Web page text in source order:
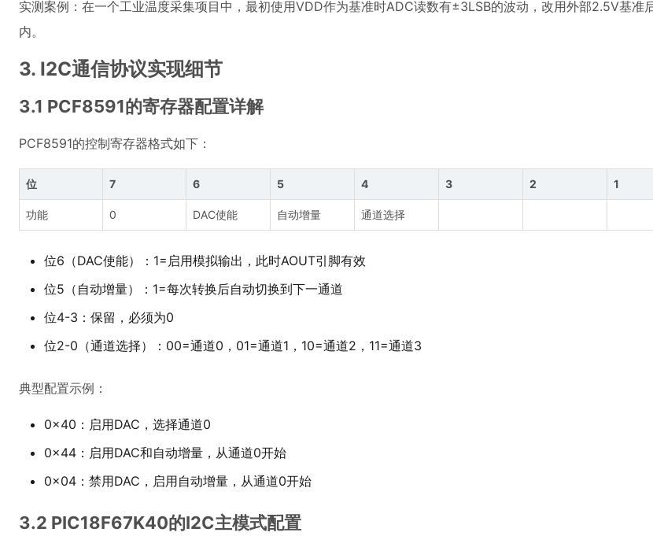
实测案例：在一个工业温度采集项目中，最初使用VDD作为基准时ADC读数有±3LSB的波动，改用外部2.5V基准
内。
3. I2C通信协议实现细节
3.1 PCF8591的寄存器配置详解
PCF8591的控制寄存器格式如下：
位 7 6 5 4 3 2 1
功能 0 DAC使能 自动增量 通道选择
位6（DAC使能）：1=启用模拟输出，此时AOUT引脚有效
位5（自动增量）：1=每次转换后自动切换到下一通道
位4-3：保留，必须为0
位2-0（通道选择）：00=通道0，01=通道1，10=通道2，11=通道3
典型配置示例：
0x40：启用DAC，选择通道0
0x44：启用DAC和自动增量，从通道0开始
0x04：禁用DAC，启用自动增量，从通道0开始
3.2 PIC18F67K40的I2C主模式配置